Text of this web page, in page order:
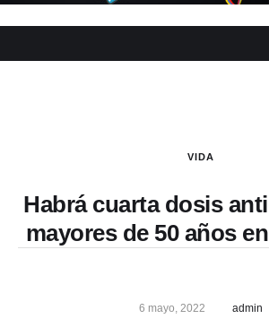
VIDA
Habrá cuarta dosis
mayores de 50 años
6 mayo, 2022 admin